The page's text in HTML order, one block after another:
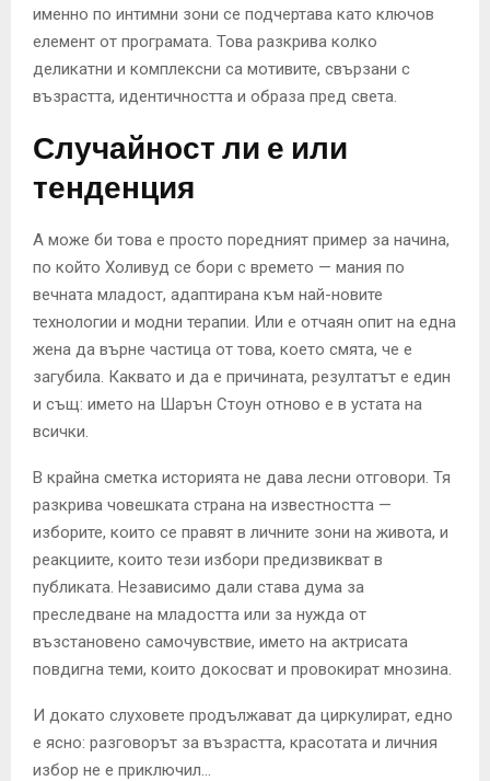
именно по интимни зони се подчертава като ключов
елемент от програмата. Това разкрива колко
деликатни и комплексни са мотивите, свързани с
възрастта, идентичността и образа пред света.
Случайност ли е или
тенденция
А може би това е просто поредният пример за начина,
по който Холивуд се бори с времето — мания по
вечната младост, адаптирана към най-новите
технологии и модни терапии. Или е отчаян опит на една
жена да върне частица от това, което смята, че е
загубила. Каквато и да е причината, резултатът е един
и същ: името на Шарън Стоун отново е в устата на
всички.
В крайна сметка историята не дава лесни отговори. Тя
разкрива човешката страна на известността —
изборите, които се правят в личните зони на живота, и
реакциите, които тези избори предизвикват в
публиката. Независимо дали става дума за
преследване на младостта или за нужда от
възстановено самочувствие, името на актрисата
повдигна теми, които докосват и провокират мнозина.
И докато слуховете продължават да циркулират, едно
е ясно: разговорът за възрастта, красотата и личния
избор не е приключил…